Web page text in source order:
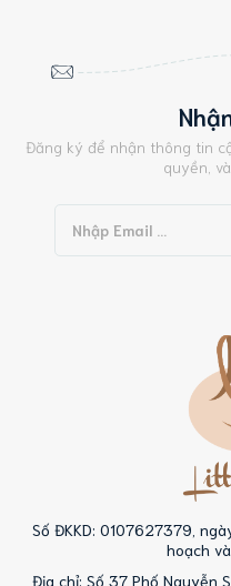
Đăng ký để nhận thông tin
quyền,
Số ĐKKD: 0107627379,
hoạch
Địa chỉ: Số 37 Phố Nguyễn